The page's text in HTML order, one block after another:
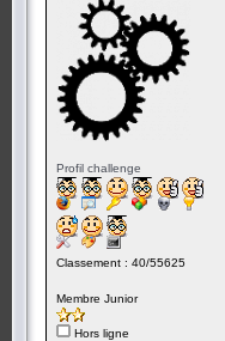
Profil challenge
Classement : 40/55625
Membre Junior
Hors ligne